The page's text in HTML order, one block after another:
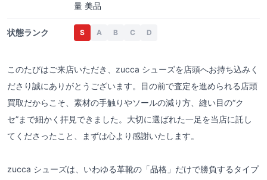
量 美品
状態ランク S A B C D
このたびはご来店いただき、zucca シューズを店頭へお持ち込みく
ださり誠にありがとうございます。目の前で査定を進められる店頭
買取だからこそ、素材の手触りやソールの減り方、縫い目の“ク
セ”まで細かく拝見できました。大切に選ばれた一足を当店に託し
てくださったこと、まずは心より感謝いたします。
zucca シューズは、いわゆる革靴の「品格」だけで勝負するタイプ